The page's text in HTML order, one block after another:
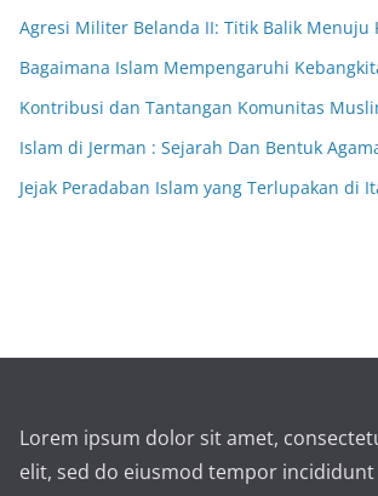
Agresi Militer Belanda II: Titik Balik Menuju
Bagaimana Islam Mempengaruhi
Kontribusi dan Tantangan Komunitas
Islam di Jerman : Sejarah Dan Bentuk
Jejak Peradaban Islam yang Terlupakan di
Lorem ipsum dolor sit amet,
elit, sed do eiusmod tempor